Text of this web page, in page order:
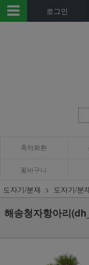
로그인
축하화환
꽃바구니
도자기/분재 도자기/분
해송청자항아리